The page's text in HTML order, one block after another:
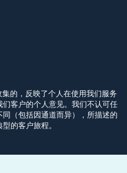
的，反映了个人在使用我们服务
客户的个人意见。我们不认可任
（包括因通道而异），所描述的
的客户旅程。